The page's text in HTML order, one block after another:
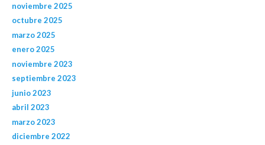
noviembre 2025
octubre 2025
marzo 2025
enero 2025
noviembre 2023
septiembre 2023
junio 2023
abril 2023
marzo 2023
diciembre 2022